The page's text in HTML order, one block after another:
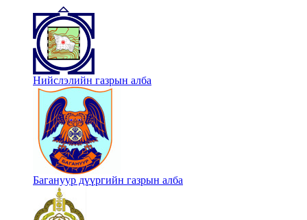
Нийслэлийн газрын алба
Багануур дүүргийн газрын алба